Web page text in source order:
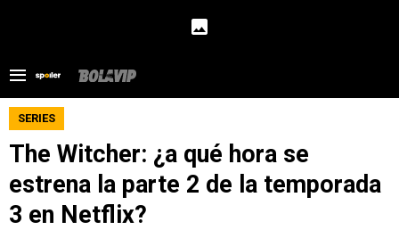
SERIES
The Witcher: ¿a qué hora se
estrena la parte 2 de la temporada
3 en Netflix?